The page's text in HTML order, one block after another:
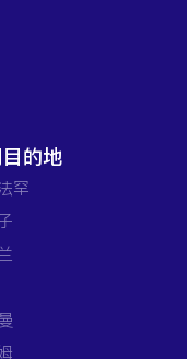
的地
罕